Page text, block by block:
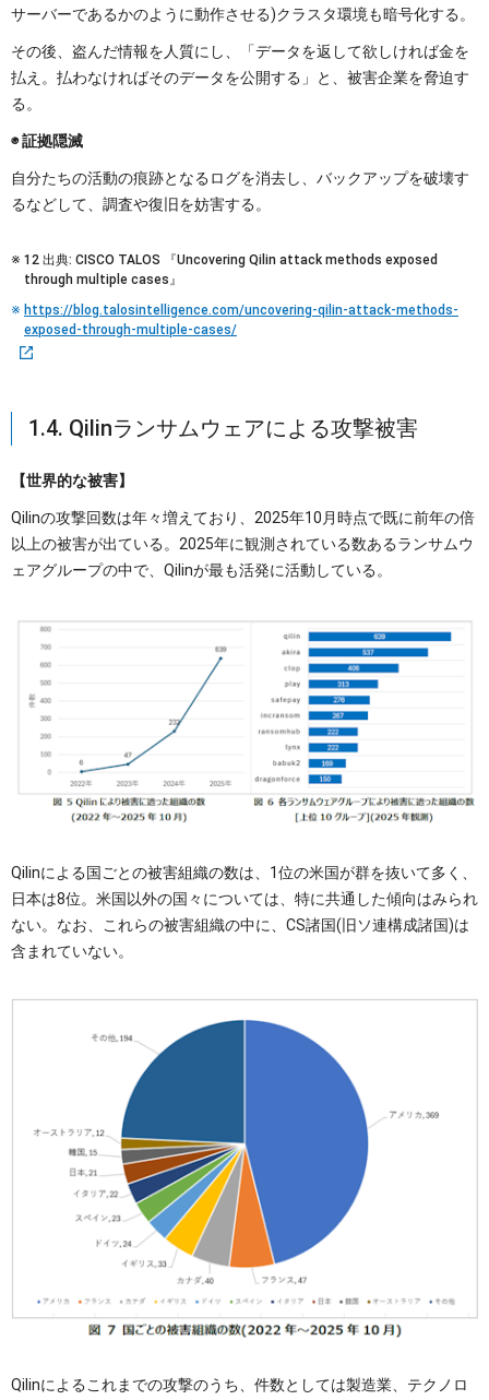
サーバーであるかのように動作させる)クラスタ環境も暗号化する。
その後、盗んだ情報を人質にし、「データを返して欲しければ金を
払え。払わなければそのデータを公開する」と、被害企業を脅迫す
る。
◉ 証拠隠滅
自分たちの活動の痕跡となるログを消去し、バックアップを破壊す
るなどして、調査や復旧を妨害する。
12 出典: CISCO TALOS 『Uncovering Qilin attack methods exposed
through multiple cases』
https://blog.talosintelligence.com/uncovering-qilin-attack-methods-
exposed-through-multiple-cases/
1.4. Qilinランサムウェアによる攻撃被害
【世界的な被害】
Qilinの攻撃回数は年々増えており、2025年10月時点で既に前年の倍
以上の被害が出ている。2025年に観測されている数あるランサムウ
ェアグループの中で、Qilinが最も活発に活動している。
Qilinによる国ごとの被害組織の数は、1位の米国が群を抜いて多く、
日本は8位。米国以外の国々については、特に共通した傾向はみられ
ない。なお、これらの被害組織の中に、CS諸国(旧ソ連構成諸国)は
含まれていない。
Qilinによるこれまでの攻撃のうち、件数としては製造業、テクノロ